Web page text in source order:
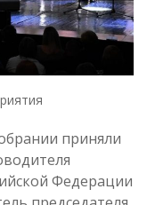
приняли
Федерации